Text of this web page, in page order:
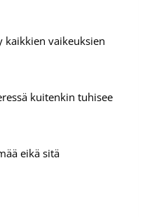
kaikkien vaikeuksien
kuitenkin tuhisee
eikä sitä